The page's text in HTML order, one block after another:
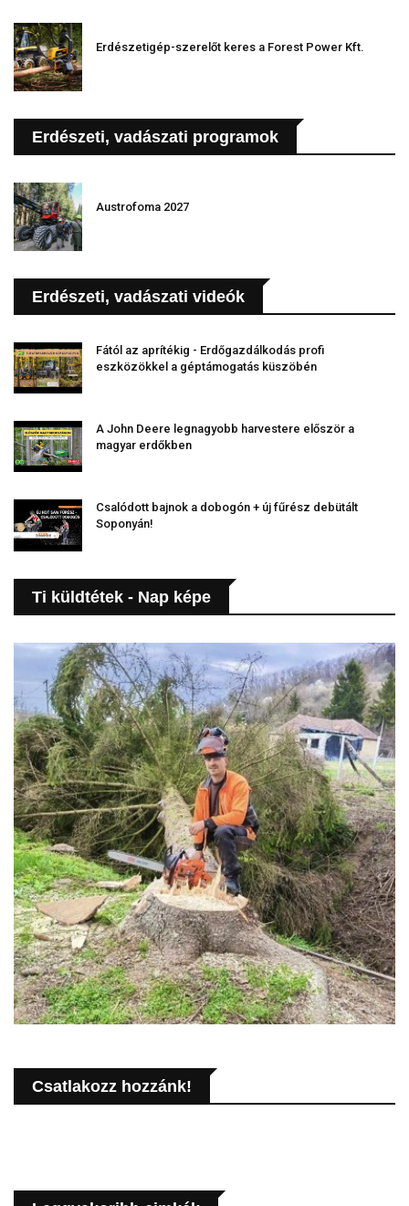
Erdészetigép-szerelőt keres a Forest Power Kft.
Erdészeti, vadászati programok
Austrofoma 2027
Erdészeti, vadászati videók
Fától az aprítékig - Erdőgazdálkodás profi
eszközökkel a géptámogatás küszöbén
A John Deere legnagyobb harvestere először a
magyar erdőkben
Csalódott bajnok a dobogón + új fűrész debütált
Soponyán!
Ti küldtétek - Nap képe
Csatlakozz hozzánk!